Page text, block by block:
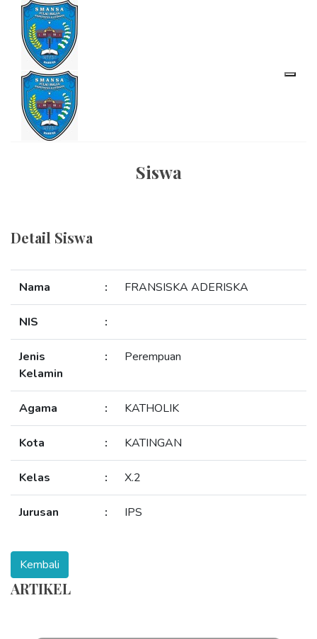
Siswa
Detail Siswa
Nama : FRANSISKA ADERISKA
NIS :
Jenis
Kelamin
: Perempuan
Agama : KATHOLIK
Kota : KATINGAN
Kelas : X.2
Jurusan : IPS
ARTIKEL